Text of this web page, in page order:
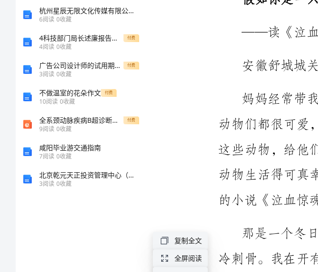
《泣
杭州星辰无限文化传媒有限公司介绍企业发展分析报告
6阅读 0收藏
4科技部门局长述廉报告范文 付费
4阅读 0收藏
广告公司设计师的试用期的工作总结 付费
3阅读 0收藏
不做温室的花朵作文 付费
10阅读 0收藏
全系颈动脉疾病B超诊断图解 付费
9阅读 0收藏
咸阳毕业游交通指南
7阅读 0收藏
北京乾元天正投资管理中心（有限合伙）介绍企业发展分析报告
3阅读 0收藏
复制全文
全屏阅读